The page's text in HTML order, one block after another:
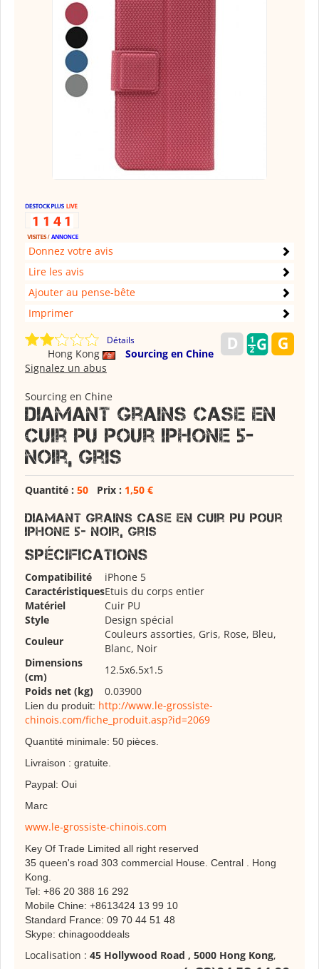
Donnez votre avis
Lire les avis
Ajouter au pense-bête
Imprimer
Détails
Hong Kong
Sourcing en Chine
Signalez un abus
Sourcing en Chine
Diamant grains Case en
cuir PU pour iPhone 5-
Noir, gris
Quantité : 50 Prix : 1,50 €
Diamant grains Case en cuir PU pour
iPhone 5- Noir, gris
Spécifications
Compatibilité
iPhone 5
CaractéristiquesEtuis du corps entier
Matériel
Cuir PU
Style
Design spécial
Couleur
Couleurs assorties, Gris, Rose, Bleu,
Blanc, Noir
Dimensions
(cm)
12.5x6.5x1.5
Poids net (kg)
0.03900
Lien du produit: http://www.le-grossiste-
chinois.com/fiche_produit.asp?id=2069
Quantité minimale: 50 pièces.
Livraison : gratuite.
Paypal: Oui
Marc
www.le-grossiste-chinois.com
Key Of Trade Limited all right reserved
35 queen's road 303 commercial House. Central . Hong
Kong.
Tel: +86 20 388 16 292
Mobile Chine: +8613424 13 99 10
Standard France: 09 70 44 51 48
Skype: chinagooddeals
Localisation : 45 Hollywood Road , 5000 Hong Kong,